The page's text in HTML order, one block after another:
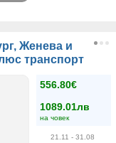
Женева и
транспорт
556.80€
1089.01лв
на човек
21.11 - 31.08